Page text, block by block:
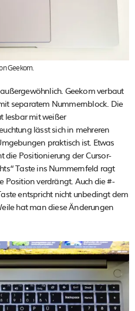
Geekom.
Geekom verbaut
separatem Nummernblock. Die
lesbar mit weißer
lässt sich in mehreren
praktisch ist. Etwas
die Positionierung der Cursor-
Taste ins Nummernfeld ragt
Position verdrängt. Auch die #-
entspricht nicht unbedingt dem
hat man diese Änderungen